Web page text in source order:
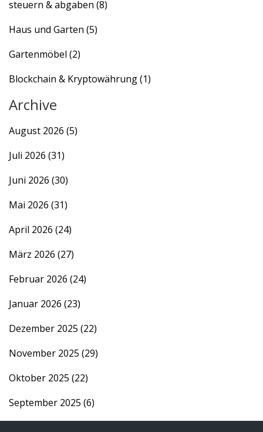
steuern & abgaben (8)
Haus und Garten (5)
Gartenmöbel (2)
Blockchain & Kryptowährung(1)
Archive
August 2026 (5)
Juli 2026 (31)
Juni 2026 (30)
Mai 2026 (31)
April 2026 (24)
März 2026 (27)
Februar 2026 (24)
Januar 2026 (23)
Dezember 2025 (22)
November 2025 (29)
Oktober 2025 (22)
September 2025 (6)